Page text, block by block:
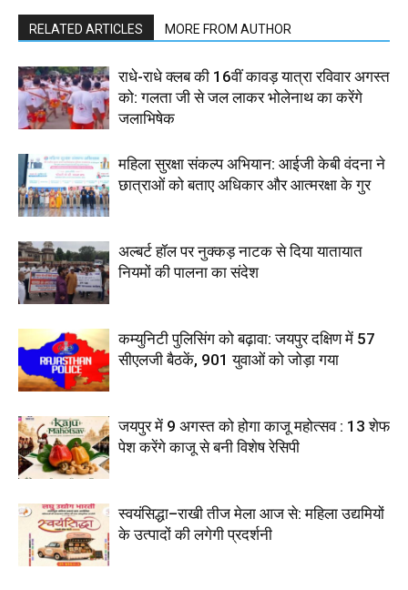
RELATED ARTICLES MORE FROM AUTHOR
राधे-राधे क्लब की 16वीं कावड़ यात्रा रविवार अगस्त
को: गलता जी से जल लाकर भोलेनाथ का करेंगे
जलाभिषेक
महिला सुरक्षा संकल्प अभियान: आईजी केबी वंदना ने
छात्राओं को बताए अधिकार और आत्मरक्षा के गुर
अल्बर्ट हॉल पर नुक्कड़ नाटक से दिया यातायात
नियमों की पालना का संदेश
कम्युनिटी पुलिसिंग को बढ़ावा: जयपुर दक्षिण में 57
सीएलजी बैठकें, 901 युवाओं को जोड़ा गया
जयपुर में 9 अगस्त को होगा काजू महोत्सव : 13 शेफ
पेश करेंगे काजू से बनी विशेष रेसिपी
स्वयंसिद्धा–राखी तीज मेला आज से: महिला उद्यमियों
के उत्पादों की लगेगी प्रदर्शनी